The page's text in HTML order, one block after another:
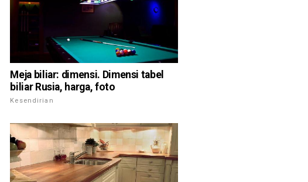
Meja biliar: dimensi. Dimensi tabel
biliar Rusia, harga, foto
Kesendirian